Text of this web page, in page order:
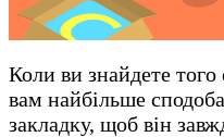
Коли ви знайдете
вам найбільше
закладку, щоб він